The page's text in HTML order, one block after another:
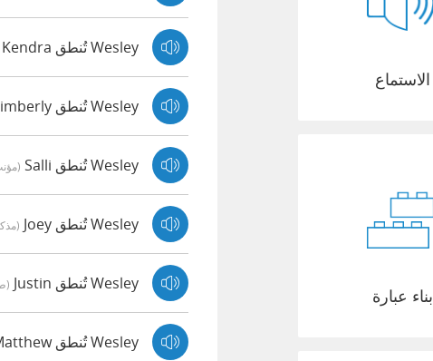
Wesley تُنطق Kendra
Wesley تُنطق Kimberly
Wesley تُنطق Salli
Wesley تُنطق Joey
Wesley تُنطق Justin
Wesley تُنطق Matthew
الاستماع
بناء عبارة